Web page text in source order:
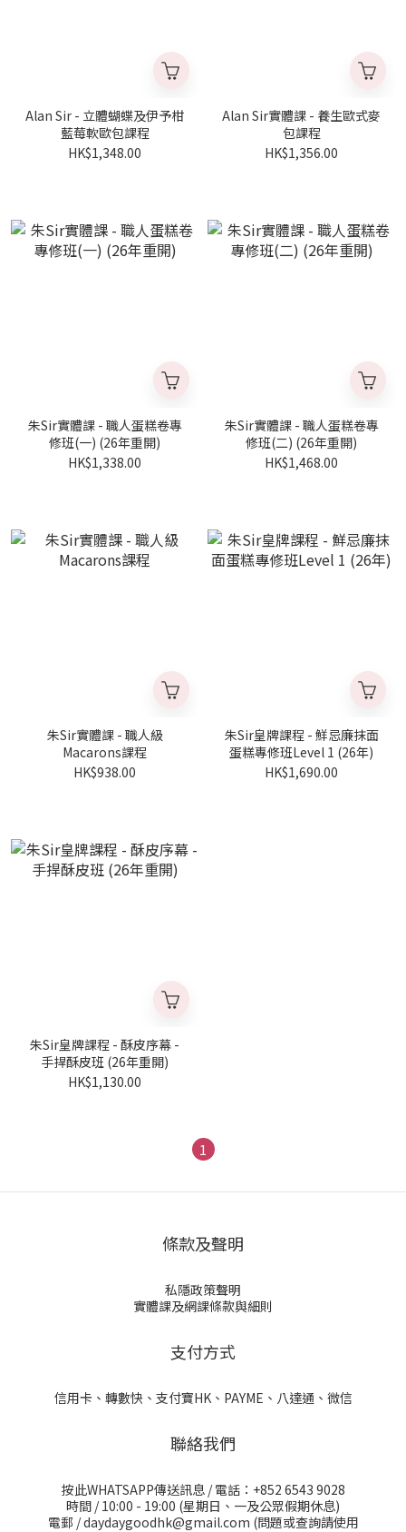
Alan Sir - 立體蝴蝶及伊予柑
藍莓軟歐包課程
HK$1,348.00
Alan Sir實體課 - 養生歐式麥
包課程
HK$1,356.00
朱Sir實體課 - 職人蛋糕卷專
修班(一) (26年重開)
HK$1,338.00
朱Sir實體課 - 職人蛋糕卷專
修班(二) (26年重開)
HK$1,468.00
朱Sir實體課 - 職人級
Macarons課程
HK$938.00
朱Sir皇牌課程 - 鮮忌廉抹面
蛋糕專修班Level 1 (26年)
HK$1,690.00
朱Sir皇牌課程 - 酥皮序幕 -
手捍酥皮班 (26年重開)
HK$1,130.00
1
條款及聲明
私隱政策聲明
實體課及網課條款與細則
支付方式
信用卡、轉數快、支付寶HK、PAYME、八達通、微信
聯絡我們
按此WHATSAPP傳送訊息/ 電話：+852 6543 9028
時間 / 10:00 - 19:00 (星期日、一及公眾假期休息)
電郵 / daydaygoodhk@gmail.com (問題或查詢請使用